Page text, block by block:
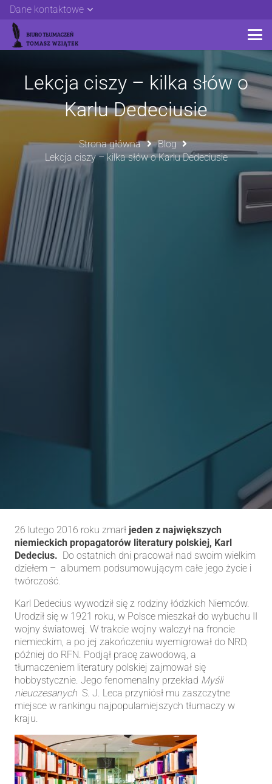
Dane kontaktowe
Lekcja ciszy – kilka słów o
Karlu Dedeciusie
Strona główna
Blog
Lekcja ciszy – kilka słów o Karlu Dedeciusie
26 lutego 2016 roku zmarł jeden z największych
niemieckich propagatorów literatury polskiej, Karl
Dedecius. Do ostatnich dni pracował nad swoim wielkim
dziełem – albumem podsumowującym całe jego życie i
twórczość.
Karl Dedecius wywodził się z rodziny łódzkich Niemców.
Urodził się w 1921 roku, w Polsce mieszkał do wybuchu II
wojny światowej. W trakcie wojny walczył na froncie
niemieckim, a po jej zakończeniu wyemigrował do NRD,
później do RFN. Podjął pracę zawodową, a
tłumaczeniem literatury polskiej zajmował się
hobbystycznie. Jego fenomenalny przekład Myśli
nieuczesanych S. J. Leca przyniósł mu zaszczytne
miejsce w rankingu najpopularniejszych tłumaczy w
kraju.